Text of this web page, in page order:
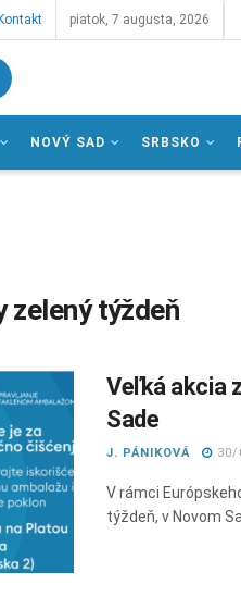
Kontakt piatok, 7 augusta, 2026
NOVÝ SAD SRBSKO
zelený týždeň
Veľká akcia
Sade
J. PÁNIKOVÁ 30/
V rámci
týždeň, v Novom